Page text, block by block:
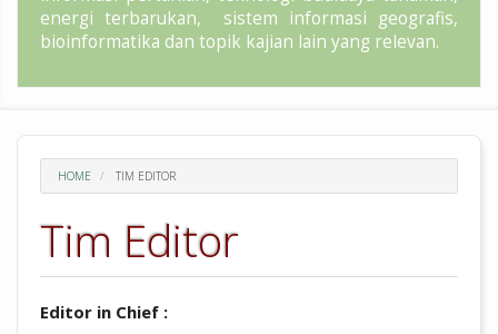
energi terbarukan, sistem informasi geografis,
bioinformatika dan topik kajian lain yang relevan.
HOME TIM EDITOR
Tim Editor
Editor in Chief :